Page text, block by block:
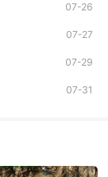
07-26
07-27
07-29
07-31